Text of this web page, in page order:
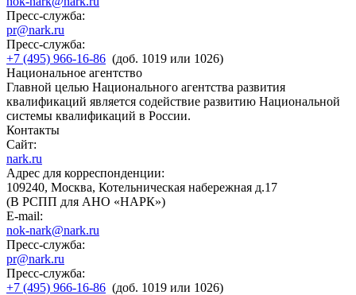
Пресс-служба:
pr@nark.ru
Пресс-служба:
+7 (495) 966-16-86 (доб. 1019 или 1026)
Национальное агентство
Главной целью Национального агентства развития
квалификаций является содействие развитию Национальной
системы квалификаций в России.
Контакты
Сайт:
nark.ru
Адрес для корреспонденции:
109240, Москва, Котельническая набережная д.17
(В РСПП для АНО «НАРК»)
E-mail:
nok-nark@nark.ru
Пресс-служба:
pr@nark.ru
Пресс-служба:
+7 (495) 966-16-86 (доб. 1019 или 1026)